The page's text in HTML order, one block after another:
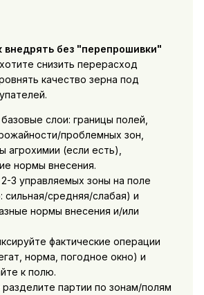
внедрять без "перепрошивки"
снизить перерасход
качество зерна под
слои: границы полей,
проблемных зон,
агрохимии (если есть),
нормы внесения.
3 управляемых зоны на поле
сильная/средняя/слабая) и
нормы внесения и/или
фактические операции
норма, погодное окно) и
к полю.
партии по зонам/полям